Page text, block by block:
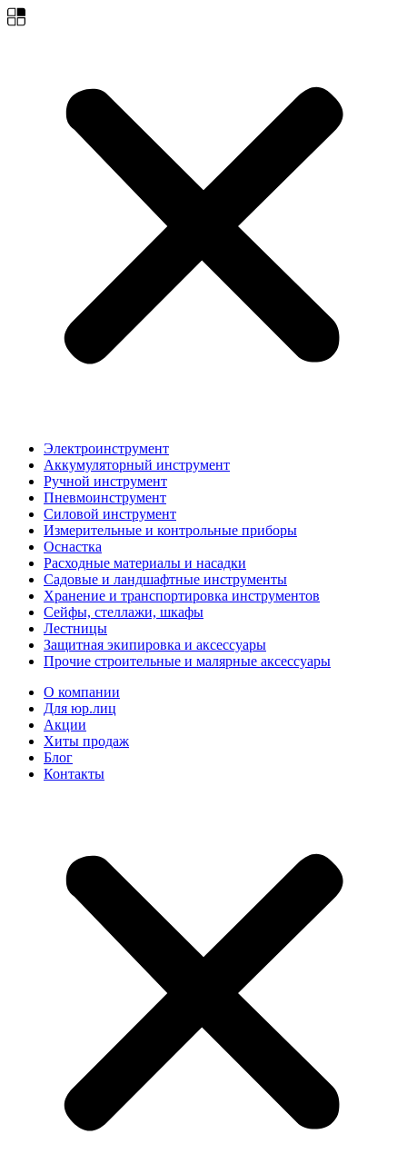
Электроинструмент
Аккумуляторный инструмент
Ручной инструмент
Пневмоинструмент
Силовой инструмент
Измерительные и контрольные приборы
Оснастка
Расходные материалы и насадки
Садовые и ландшафтные инструменты
Хранение и транспортировка инструментов
Сейфы, стеллажи, шкафы
Лестницы
Защитная экипировка и аксессуары
Прочие строительные и малярные аксессуары
О компании
Для юр.лиц
Акции
Хиты продаж
Блог
Контакты